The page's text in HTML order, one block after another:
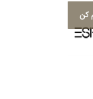
کن